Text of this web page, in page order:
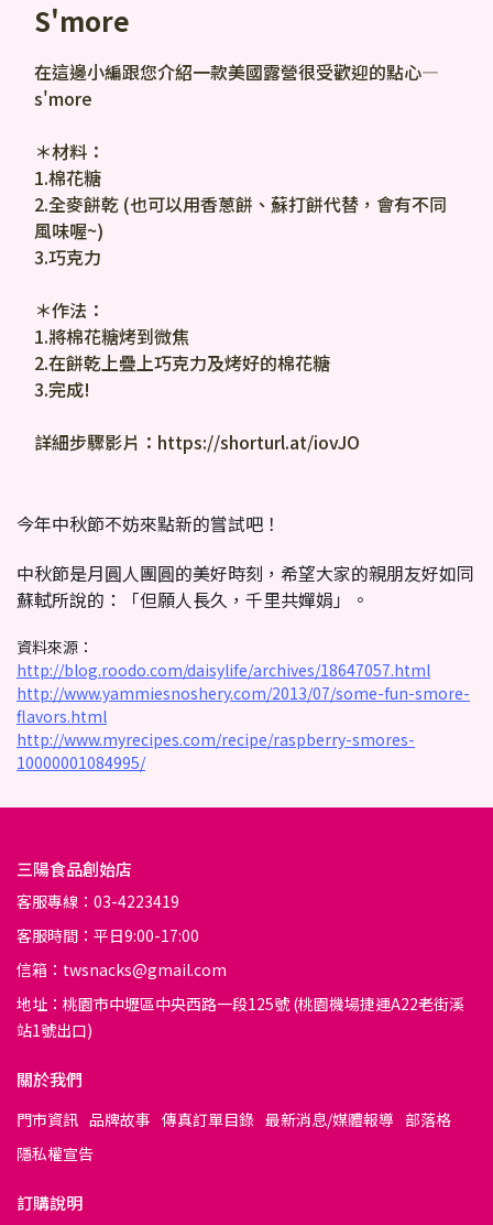
S'more
在這邊小編跟您介紹一款美國露營很受歡迎的點心—
s'more
＊材料：
1.棉花糖
2.全麥餅乾 (也可以用香蔥餅、蘇打餅代替，會有不同
風味喔~)
3.巧克力
＊作法：
1.將棉花糖烤到微焦
2.在餅乾上疊上巧克力及烤好的棉花糖
3.完成!
詳細步驟影片：https://shorturl.at/iovJO
今年中秋節不妨來點新的嘗試吧！
中秋節是月圓人團圓的美好時刻，希望大家的親朋友好如同
蘇軾所說的：「但願人長久，千里共嬋娟」。
資料來源：
http://blog.roodo.com/daisylife/archives/18647057.html
http://www.yammiesnoshery.com/2013/07/some-fun-smore-
flavors.html
http://www.myrecipes.com/recipe/raspberry-smores-
10000001084995/
三陽食品創始店
客服專線：03-4223419
客服時間：平日9:00-17:00
信箱：twsnacks@gmail.com
地址：桃園市中壢區中央西路一段125號 (桃園機場捷運A22老街溪
站1號出口)
關於我們
門市資訊 品牌故事 傳真訂單目錄 最新消息/媒體報導 部落格
隱私權宣告
訂購說明